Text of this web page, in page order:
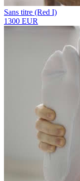
Sans titre (Red I)
1300 EUR